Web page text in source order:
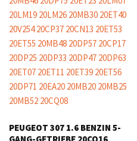
PEUGEOT 307 1.6 BENZIN 5-